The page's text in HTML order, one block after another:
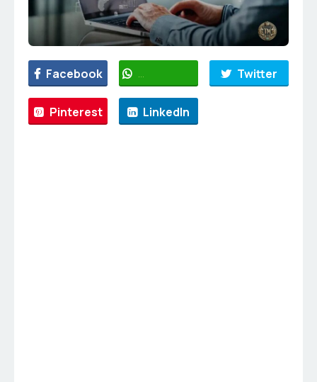
Facebook WhatsApp Twitter
Pinterest LinkedIn